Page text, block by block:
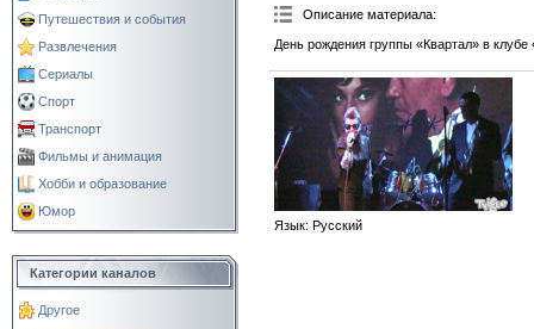
Путешествия и события
Развлечения
Сериалы
Спорт
Транспорт
Фильмы и анимация
Хобби и образование
Юмор
Категории каналов
Другое
Описание материала:
День рождения группы «Квартал» в клубе
Язык: Русский